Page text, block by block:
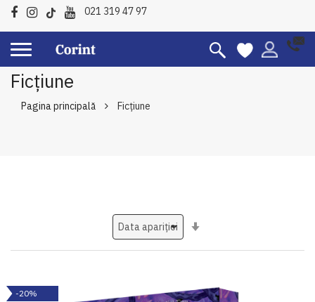
021 319 47 97
Ficțiune
Pagina principală Ficțiune
-20%